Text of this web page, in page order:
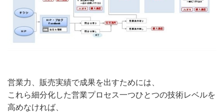
営業力、販売実績で成果を出すためには、
これら細分化した営業プロセス一つひとつの技術レベルを
高めなければ、